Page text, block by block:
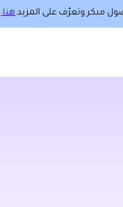
مبكر وتعرّف على المزيدهنا.